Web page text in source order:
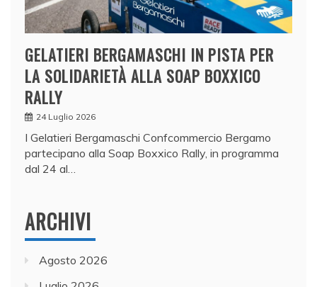
GELATIERI BERGAMASCHI IN PISTA PER
LA SOLIDARIETÀ ALLA SOAP BOXXICO
RALLY
24 Luglio 2026
I Gelatieri Bergamaschi Confcommercio Bergamo
partecipano alla Soap Boxxico Rally, in programma
dal 24 al…
ARCHIVI
Agosto 2026